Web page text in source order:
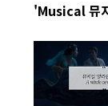
'Musical 뮤